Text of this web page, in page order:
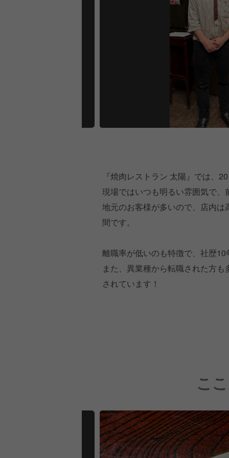
『焼肉レストラン 太陽』では、
現場ではいつも明るい雰囲気で、
地元のお客様が多いので、店内
間です。
離職率が低いのも特徴で、社歴
また、異業種から転職された方
されています！
こ